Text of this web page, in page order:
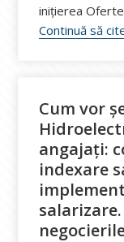
inițierea
Continuă să
Cum vor
angajați:
indexare